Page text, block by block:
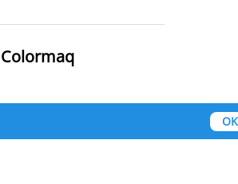
Colormaq
OK